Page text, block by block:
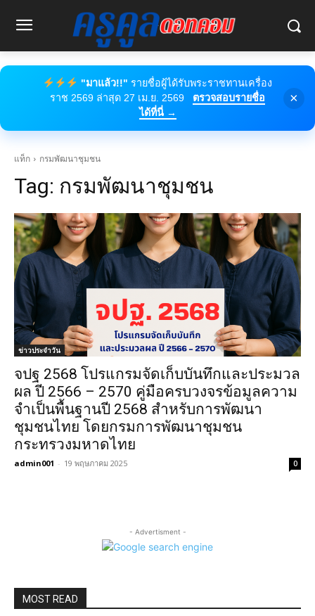
"มาแล้ว!!" รายชื่อผู้ได้รับพระราชทานเครื่อง
ราช 2569 ล่าสุด 27 เม.ย. 2569
ตรวจสอบรายชื่อ
ได้ที่นี่ →
×
แท็ก กรมพัฒนาชุมชน
Tag: กรมพัฒนาชุมชน
ข่าวประจำวัน
จปฐ 2568 โปรแกรมจัดเก็บบันทึกและประมวล
ผล ปี 2566 – 2570 คู่มือครบวงจรข้อมูลความ
จำเป็นพื้นฐานปี 2568 สำหรับการพัฒนา
ชุมชนไทย โดยกรมการพัฒนาชุมชน
กระทรวงมหาดไทย
admin001 - 19 พฤษภาคม 2025 0
- Advertisment -
MOST READ